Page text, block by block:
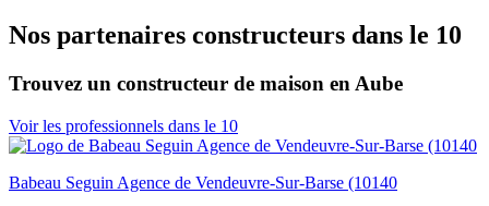
Nos partenaires constructeurs dans le 10
Trouvez un constructeur de maison en Aube
Voir les professionnels dans le 10
Babeau Seguin Agence de Vendeuvre-Sur-Barse (10140